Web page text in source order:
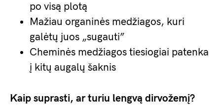
po visą plotą
Mažiau organinės medžiagos, kuri
galėtų juos „sugauti”
Cheminės medžiagos tiesiogiai patenka
į kitų augalų šaknis
Kaip suprasti, ar turiu lengvą dirvožemį?